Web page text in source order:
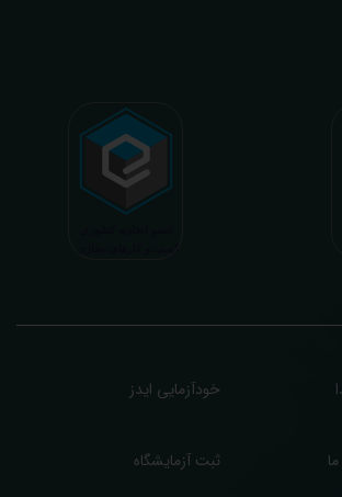
متخصص) میباشد. رسالت ما در تفسیر، استخراج حداکثر
انجام آزمایش (با دریافت اطلاعاتی دقیقتر، کاربردی، قابل
تا درنهایت به جامعه ای سالم تر برای تبدیل شدن به
سوخت و سوز نداره...) برسیم. قابل ذکر است که جواب
از کاربران بصورت مستقیم دسترسی ندارد و موارد تفسیر نیز
انجام میگیرد و ما تابع اصول اخلاق پزشکی و حرفه ای
خودآزمایی ایدز
ثبت آزمایشگاه